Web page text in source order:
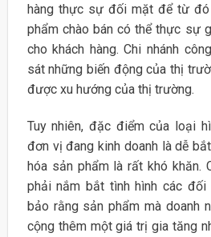
hàng thực sự đối mặt để từ đó
phẩm chào bán có thể thực sự
cho khách hàng. Chi nhánh
sát những biến động của thị
được xu hướng của thị trường.
Tuy nhiên, đặc điểm của loại
đơn vị đang kinh doanh là dễ
hóa sản phẩm là rất khó khăn.
phải nắm bắt tình hình các
bảo rằng sản phẩm mà doanh
cộng thêm một giá trị gia tăng